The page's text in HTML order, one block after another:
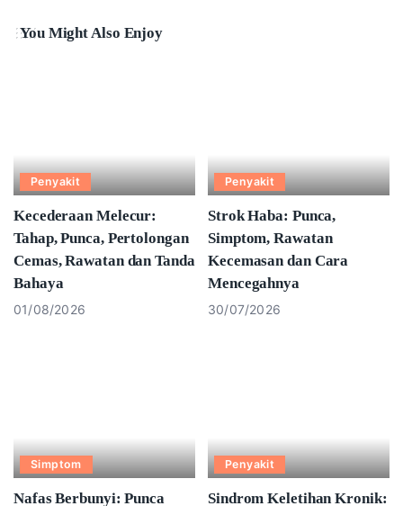
You Might Also Enjoy
Penyakit
Kecederaan Melecur:
Tahap, Punca, Pertolongan
Cemas, Rawatan dan Tanda
Bahaya
01/08/2026
Penyakit
Strok Haba: Punca,
Simptom, Rawatan
Kecemasan dan Cara
Mencegahnya
30/07/2026
Simptom
Nafas Berbunyi: Punca
Penyakit
Sindrom Keletihan Kronik: